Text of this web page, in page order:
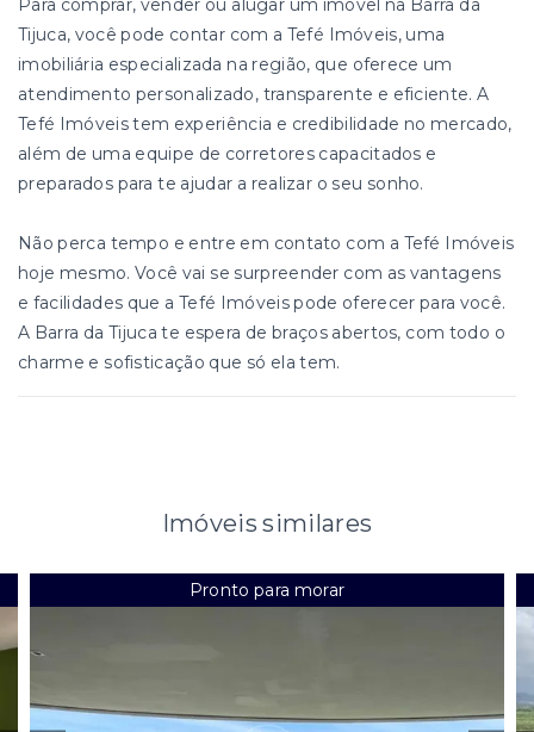
Para comprar, vender ou alugar um imóvel na Barra da
Tijuca, você pode contar com a Tefé Imóveis, uma
imobiliária especializada na região, que oferece um
atendimento personalizado, transparente e eficiente. A
Tefé Imóveis tem experiência e credibilidade no mercado,
além de uma equipe de corretores capacitados e
preparados para te ajudar a realizar o seu sonho.
Não perca tempo e entre em contato com a Tefé Imóveis
hoje mesmo. Você vai se surpreender com as vantagens
e facilidades que a Tefé Imóveis pode oferecer para você.
A Barra da Tijuca te espera de braços abertos, com todo o
charme e sofisticação que só ela tem.
Imóveis similares
Pronto para morar